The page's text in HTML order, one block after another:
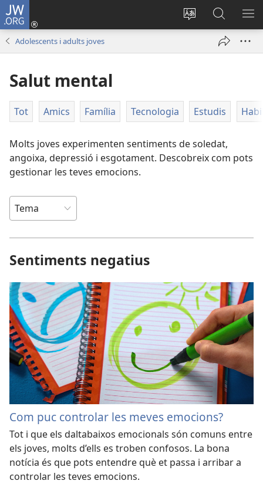
JW.ORG
Canvia
d’idioma
Inicia
sessió
Cerca
jw.org
Adolescents i adults joves
Salut mental
Tot Amics Família Tecnologia Estudis
Molts joves experimenten sentiments de soledat,
angoixa, depressió i esgotament. Descobreix com pots
gestionar les teves emocions.
Sentiments negatius
Com puc controlar les meves emocions?
Tot i que els daltabaixos emocionals són comuns entre
els joves, molts d’ells es troben confosos. La bona
notícia és que pots entendre què et passa i arribar a
controlar les teves emocions.